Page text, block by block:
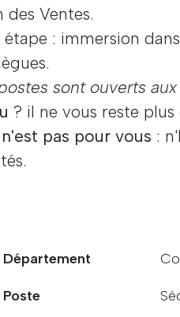
Ventes.
étape : immersion
sont ouverts
? il ne vous reste
pas pour vous :
Département
Poste